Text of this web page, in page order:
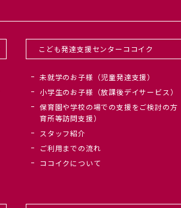
こども発達支援センターココイク
未就学のお子様（児童発達支援）
小学生のお子様（放課後デイサービス）
保育園や学校の場での支援をご検討の方
育所等訪問支援）
スタッフ紹介
ご利用までの流れ
ココイクについて